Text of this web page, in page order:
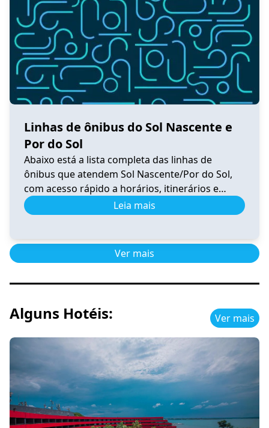
Linhas de ônibus do Sol Nascente e
Por do Sol
Abaixo está a lista completa das linhas de
ônibus que atendem Sol Nascente/Por do Sol,
com acesso rápido a horários, itinerários e
informações atualizadas. 0.020 Horário e
Itinerário 0.020 – Santa Maria (Av. Santa
Ver horários 0.039 Horário de Ônibus 0.039
Ceilândia – Tempo Real e Itinerário (2026) Ver
Leia mais
Ver mais
Alguns Hotéis: Ver mais